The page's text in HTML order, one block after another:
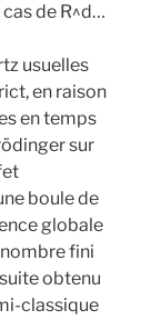
de R^d…
usuelles
en raison
en temps
sur
boule de
globale
nombre fini
obtenu
classique